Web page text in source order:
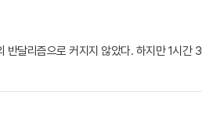
달리즘으로 커지지 않았다. 하지만 1시